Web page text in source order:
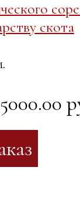
скота